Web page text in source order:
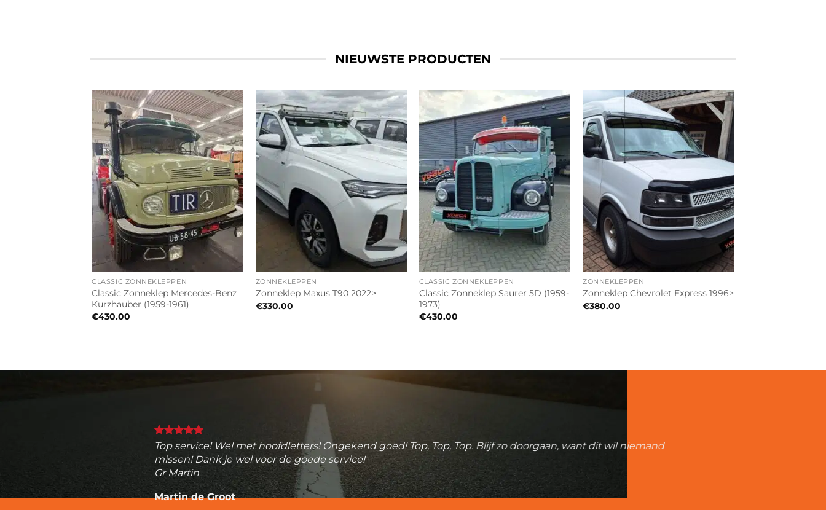
NIEUWSTE PRODUCTEN
CLASSIC ZONNEKLEPPEN
Classic Zonneklep Mercedes-Benz
Kurzhauber (1959-1961)
€430.00
ZONNEKLEPPEN
Zonneklep Maxus T90 2022>
€330.00
CLASSIC ZONNEKLEPPEN
Classic Zonneklep Saurer 5D (1959-
1973)
€430.00
ZONNEKLEPPEN
Zonneklep Chevrolet Express 1996>
€380.00
Top service! Wel met hoofdletters! Ongekend goed! Top, Top, Top. Blijf zo doorgaan, want dit wil niemand
missen! Dank je wel voor de goede service!
Gr Martin
Martin de Groot